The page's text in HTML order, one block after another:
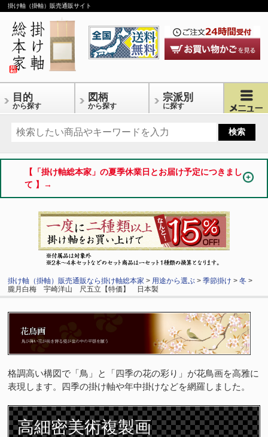
掛け軸（掛軸）販売通販サイト
目的
から探す
図柄
から探す
宗派別
に探す
【「掛け軸総本家」の夏季休業日とお届け予定につきまし
て 】→
掛け軸（掛軸）販売通販なら掛け軸総本家 > 用途から選ぶ >季節掛け >冬 >
朧月白梅 宇崎洋山 尺五立【特価】 日本製
格調高い構図で「鳥」と「四季の花の彩り」が花鳥画を高雅に
表現します。四季の掛け軸や年中掛けなどを網羅しました。
高細密美術複製画